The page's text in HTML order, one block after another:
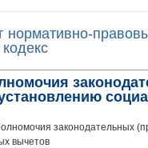
нормативно-
законодательных
вычетов